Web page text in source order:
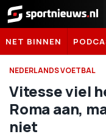
Sportnieuws.nl
NET BINNEN
NEDERLANDS VOETBAL
Vitesse viel
Roma aan,
niet